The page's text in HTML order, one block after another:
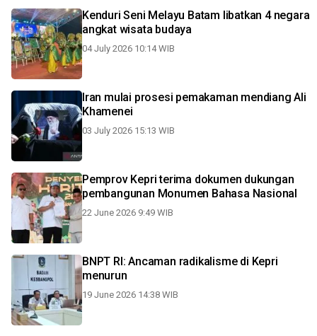
Kenduri Seni Melayu Batam libatkan 4 negara
angkat wisata budaya
04 July 2026 10:14 WIB
Iran mulai prosesi pemakaman mendiang Ali
Khamenei
03 July 2026 15:13 WIB
Pemprov Kepri terima dokumen dukungan
pembangunan Monumen Bahasa Nasional
22 June 2026 9:49 WIB
BNPT RI: Ancaman radikalisme di Kepri
menurun
19 June 2026 14:38 WIB